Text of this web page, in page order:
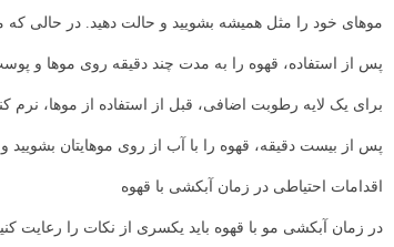
موهای خود را مثل همیشه بشویید و حالت دهید. در حالی که
پس از استفاده، قهوه را به مدت چند دقیقه روی موها و پوست سر خود ماساژ
برای یک لایه رطوبت اضافی، قبل از استفاده از موها، نرم
پس از بیست دقیقه، قهوه را با آب از روی موهایتان بشویید
اقدامات احتیاطی در زمان آبکشی با قهوه
در زمان آبکشی مو با قهوه باید یکسری از نکات را رعایت